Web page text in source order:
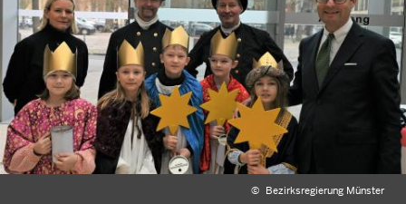
© Bezirksregierung Münster